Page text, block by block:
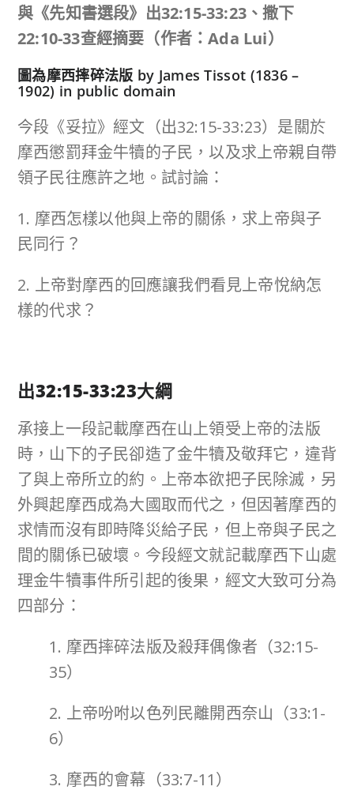
與《先知書選段》出32:15-33:23 、撒下
22:10-33查經摘要（作者：Ada Lui）
圖為摩西摔碎法版 by James Tissot (1836 –
1902) in public domain
今段《妥拉》經文（出32:15-33:23）是關於
摩西懲罰拜金牛犢的子民，以及求上帝親自帶
領子民往應許之地。試討論：
1. 摩西怎樣以他與上帝的關係，求上帝與子
民同行？
2. 上帝對摩西的回應讓我們看見上帝悅納怎
樣的代求？
出32:15-33:23大綱
承接上一段記載摩西在山上領受上帝的法版
時，山下的子民卻造了金牛犢及敬拜它，違背
了與上帝所立的約。上帝本欲把子民除滅，另
外興起摩西成為大國取而代之，但因著摩西的
求情而沒有即時降災給子民，但上帝與子民之
間的關係已破壞。今段經文就記載摩西下山處
理金牛犢事件所引起的後果，經文大致可分為
四部分：
1. 摩西摔碎法版及殺拜偶像者（32:15-
35）
2. 上帝吩咐以色列民離開西奈山（33:1-
6）
3. 摩西的會幕（33:7-11）